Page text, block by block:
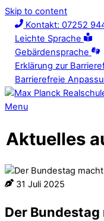
Skip to content
Kontakt: 07252
Leichte Sprache
Gebärdensprache
Erklärung zur
Barrierefreie
Menu
Aktuelles
31 Juli 2025
Der